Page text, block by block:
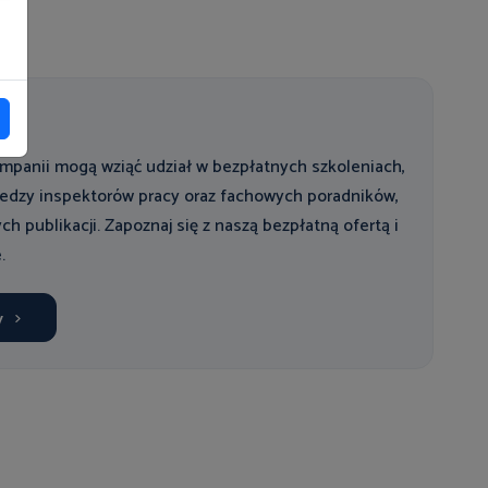
mogą wziąć udział w bezpłatnych szkoleniach,
inspektorów pracy oraz fachowych poradników,
publikacji. Zapoznaj się z naszą bezpłatną ofertą i